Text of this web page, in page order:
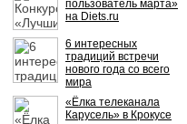
пользователь марта»
на Diets.ru
6 интересных
традиций встречи
нового года со всего
мира
«Ёлка телеканала
Карусель» в Крокусе